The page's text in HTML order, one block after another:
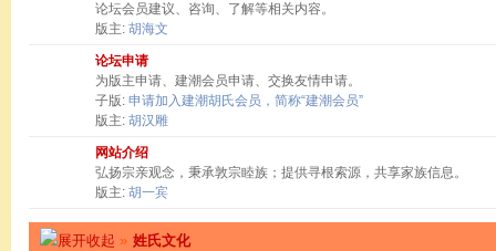
论坛会员建议、咨询、了解等相关内容。
版主: 胡海文
论坛申请
为版主申请、建潮会员申请、交换友情申请。
子版: 申请加入建潮胡氏会员，简称“建潮会员”
版主: 胡汉雕
网站介绍
弘扬宗亲观念，秉承敦宗睦族；提供寻根索源，共享家族信息。
版主: 胡一宾
» 姓氏文化